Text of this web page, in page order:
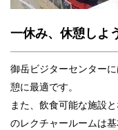
一休み、休憩しよ
御岳ビジターセンター
憩に最適です。
また、飲食可能な施設
のレクチャールームは